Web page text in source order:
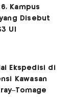
Kampus
Disebut
UI
Ekspedisi di
Kawasan